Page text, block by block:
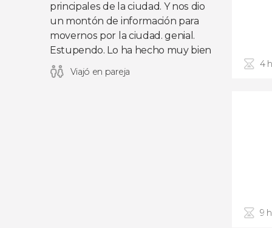
principales de la ciudad. Y nos dio
un montón de información para
movernos por la ciudad. genial.
Estupendo. Lo ha hecho muy bien
Viajó en pareja
4
9